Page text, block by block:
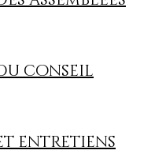
conseil
entretiens